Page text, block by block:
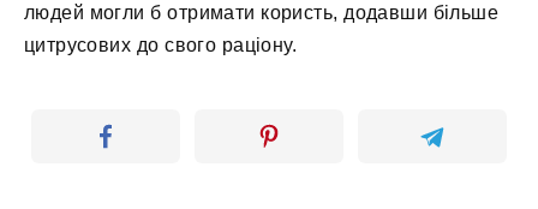
людей могли б отримати користь, додавши більше
цитрусових до свого раціону.